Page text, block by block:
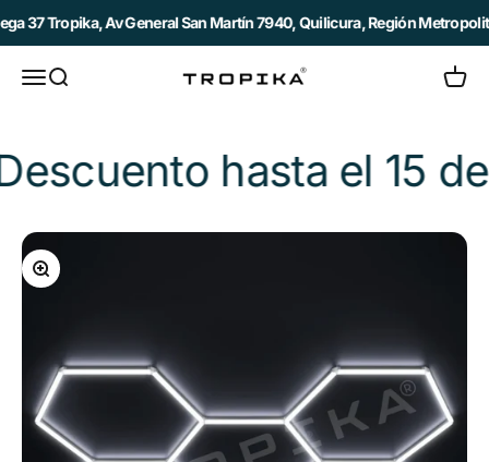
Tropika, Av General San Martín 7940, Quilicura, Región Metropolitana
Abrir menú de navegación
Abrir búsqueda Tropika Abrir
hasta el 15 de
Zoom